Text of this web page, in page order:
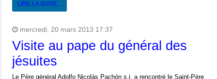
LIRE LA SUITE...
mercredi, 20 mars 2013 17:37
Visite au pape du général des
jésuites
Le Père général Adolfo Nicolás Pachón s.j. a rencontré le Saint-Père